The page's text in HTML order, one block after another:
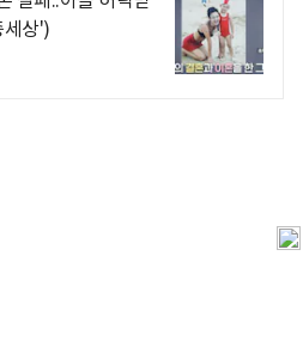
세상')